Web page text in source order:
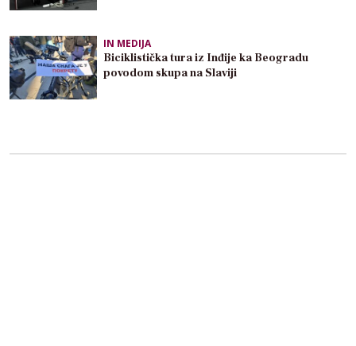
IN MEDIJA
Biciklistička tura iz Inđije ka Beogradu
povodom skupa na Slaviji